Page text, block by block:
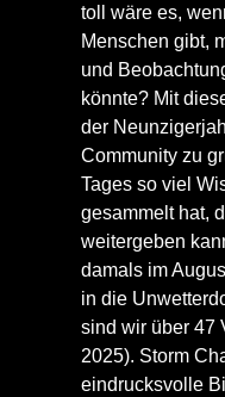
toll wäre es,
Menschen gibt,
und
könnte? Mit
der
Community zu
Tages so viel
gesammelt hat,
weitergeben
damals im
in die
sind wir über 47
2025). Storm
eindrucksvolle